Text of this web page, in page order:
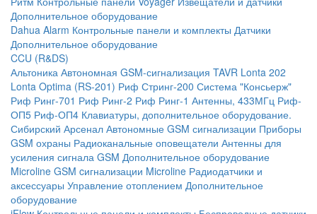
Дополнительное оборудование
Dahua Alarm Контрольные панели и комплекты Датчики
Дополнительное оборудование
CCU (R&DS)
Альтоника Автономная GSM-сигнализация TAVR Lonta 202
Lonta Optima (RS-201) Риф Стринг-200 Система "Консьерж"
Риф Ринг-701 Риф Ринг-2 Риф Ринг-1 Антенны, 433МГц Риф-
ОП5 Риф-ОП4 Клавиатуры, дополнительное оборудование.
Сибирский Арсенал Автономные GSM сигнализации Приборы
GSM охраны Радиоканальные оповещатели Антенны для
усиления сигнала GSM Дополнительное оборудование
Microline GSM cигнализации Microline Радиодатчики и
аксессуары Управление отоплением Дополнительное
оборудование